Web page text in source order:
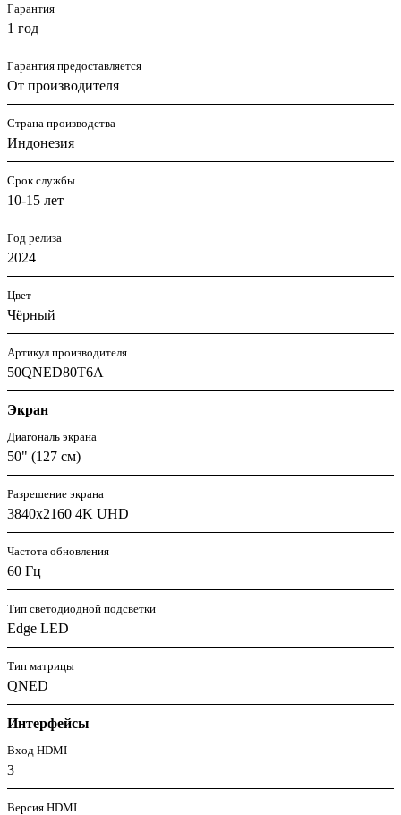
Гарантия
1 год
Гарантия предоставляется
От производителя
Страна производства
Индонезия
Срок службы
10-15 лет
Год релиза
2024
Цвет
Чёрный
Артикул производителя
50QNED80T6A
Экран
Диагональ экрана
50" (127 см)
Разрешение экрана
3840x2160 4K UHD
Частота обновления
60 Гц
Тип светодиодной подсветки
Edge LED
Тип матрицы
QNED
Интерфейсы
Вход HDMI
3
Версия HDMI